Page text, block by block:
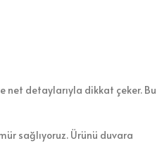
net detaylarıyla dikkat çeker. Bu
sağlıyoruz. Ürünü duvara